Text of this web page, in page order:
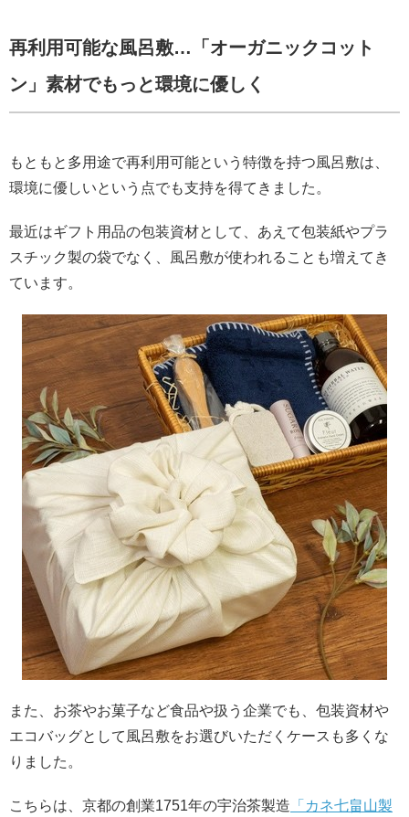
再利用可能な風呂敷…「オーガニックコット
ン」素材でもっと環境に優しく
もともと多用途で再利用可能という特徴を持つ風呂敷は、
環境に優しいという点でも支持を得てきました。
最近はギフト用品の包装資材として、あえて包装紙やプラ
スチック製の袋でなく、風呂敷が使われることも増えてき
ています。
また、お茶やお菓子など食品や扱う企業でも、包装資材や
エコバッグとして風呂敷をお選びいただくケースも多くな
りました。
こちらは、京都の創業1751年の宇治茶製造 「カネ七畠山製